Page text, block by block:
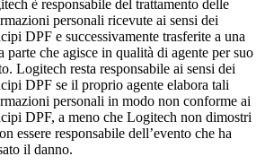
è responsabile del trattamento delle
personali ricevute ai sensi dei
DPF e successivamente trasferite a una
parte che agisce in qualità di agente per suo
Logitech resta responsabile ai sensi dei
DPF se il proprio agente elabora tali
personali in modo non conforme ai
DPF, a meno che Logitech non dimostri
essere responsabile dell’evento che ha
il danno.